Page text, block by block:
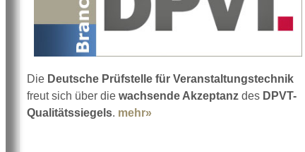
der BTT 2022 in Ulm
Die Deutsche Prüfstelle für Veranstaltungstechnik
freut sich über die wachsende Akzeptanz des DPVT-
Qualitätssiegels. mehr»